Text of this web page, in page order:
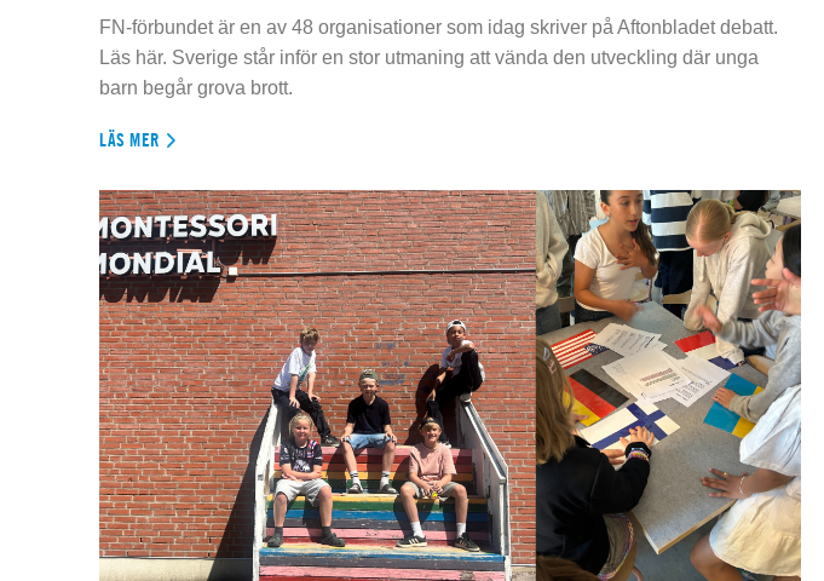
FN-förbundet är en av 48 organisationer som idag skriver på Aftonbladet debatt.
Läs här. Sverige står inför en stor utmaning att vända den utveckling där unga
barn begår grova brott.
LÄS MER